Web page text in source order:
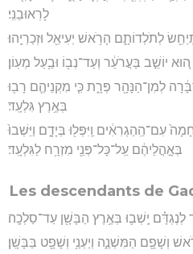
לָרֽאוּבֵנִֽי׃
לְתֹלְדוֹתָ֑ם הָרֹ֥אשׁ יְעִיאֵ֖ל וּזְכַרְיָֽהוּ׃
יוֹשֵׁ֣ב בַּעֲרֹעֵ֔ר וְעַד־נְב֖וֹ וּבַ֥עַל מְעֽוֹן׃
לְמִן־הַנָּהָ֖ר פְּרָ֑ת כִּ֧י מִקְנֵיהֶ֛ם רָב֖וּ
בְּאֶ֥רֶץ גִּלְעָֽד׃
עִם־הַֽהַגְרִאִ֔ים וַֽיִּפְּל֖וּ בְּיָדָ֑ם וַיֵּשְׁבוּ֙
בְּאָ֣הֳלֵיהֶ֔ם עַֽל־כָּל־פְּנֵ֖י מִזְרָ֥ח לַגִּלְעָֽד׃
Les descendants de
לְנֶגְדָּ֗ם יָֽשְׁב֛וּ בְּאֶ֥רֶץ הַבָּשָׁ֖ן עַד־סַלְכָֽה׃
וְשָׁפָ֖ם הַמִּשְׁנֶ֑ה וְיַעְנַ֥י וְשָׁפָ֖ט בַּבָּשָֽׁן׃